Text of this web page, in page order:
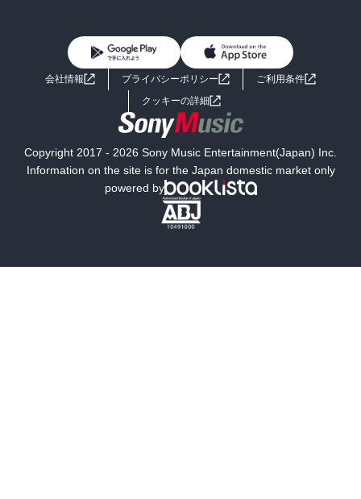
ライトノベル 男子向けラノベ
小説
海外小説
ミステリー SF
文学
よくあるご質問 お問い合わせ
会社情報 プライバシーポリシー
ご利用条件
クッキーの詳細
Copyright 2017 - 2026 Sony Music Entertainment(Japan) Inc.
Information on the site is for the Japan domestic market only
powered by